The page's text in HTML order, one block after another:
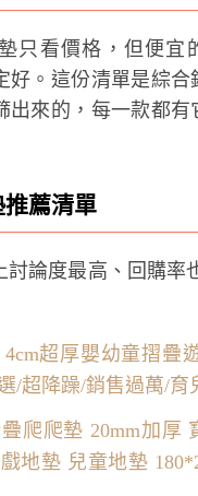
只看價格，但便宜
好。這份清單是綜合
出來的，每一款都有
推薦清單
討論度最高、回購率
4cm超厚嬰幼童摺疊
/超降躁/銷售過萬/育
爬爬墊 20mm加厚
地墊 兒童地墊